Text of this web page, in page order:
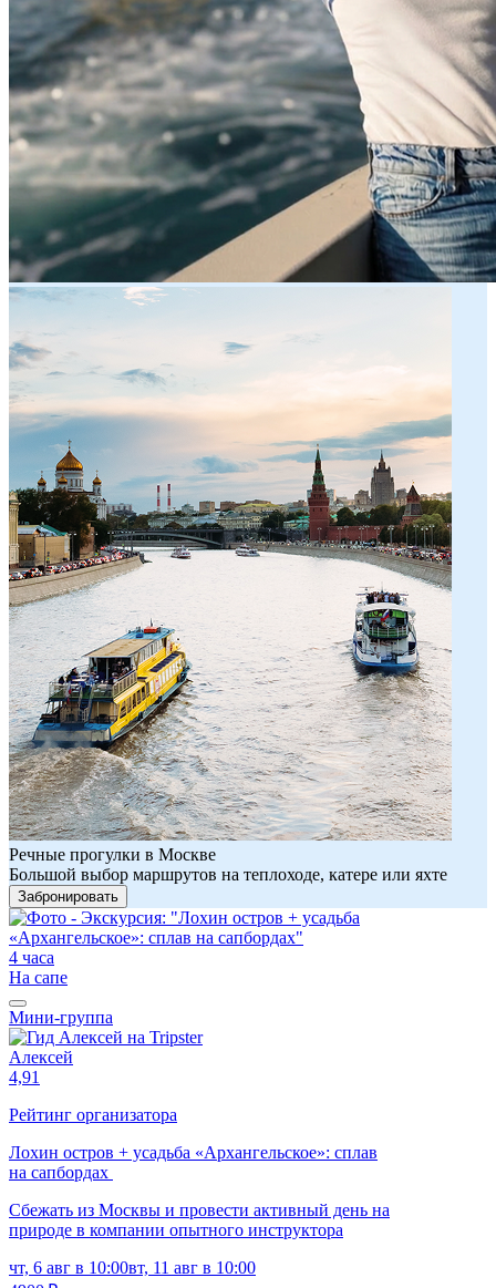
Речные прогулки в Москве
Большой выбор маршрутов на теплоходе, катере или яхте
Забронировать
4 часа
На сапе
Мини-группа
Алексей
4,91
Рейтинг организатора
Лохин остров + усадьба «Архангельское»: сплав
на сапбордах
Сбежать из Москвы и провести активный день на
природе в компании опытного инструктора
чт, 6 авг в 10:00вт, 11 авг в 10:00